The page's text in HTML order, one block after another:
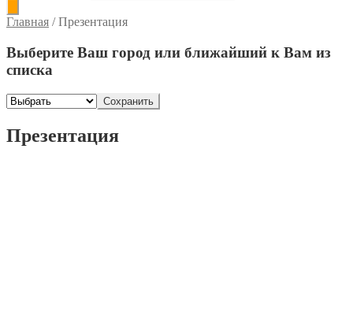
Главная /Презентация
Выберите Ваш город или ближайший к Вам из
списка
Сохранить
Презентация